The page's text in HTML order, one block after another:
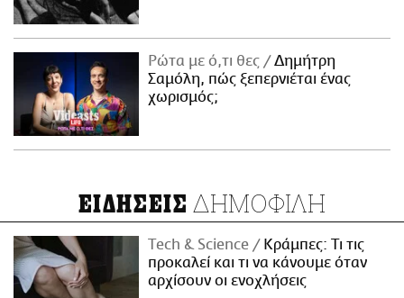
Ρώτα με ό,τι θες
Δημήτρη
Σαμόλη, πώς ξεπερνιέται ένας
χωρισμός;
ΕΙΔΗΣΕΙΣ ΔΗΜΟΦΙΛΗ
Τech & Science
Κράμπες: Τι τις
προκαλεί και τι να κάνουμε όταν
αρχίσουν οι ενοχλήσεις